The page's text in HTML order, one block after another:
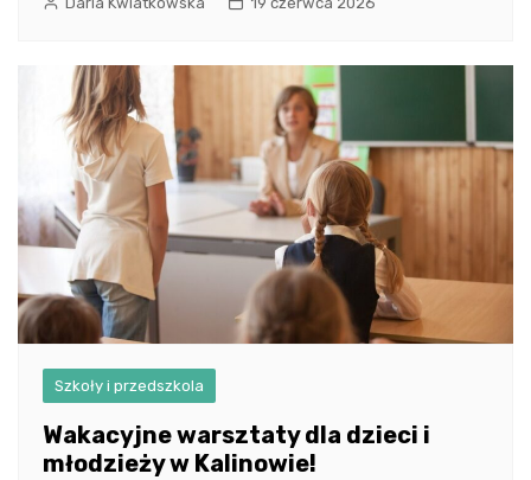
Szkoły i przedszkola
Wakacyjne warsztaty dla dzieci i
młodzieży w Kalinowie!